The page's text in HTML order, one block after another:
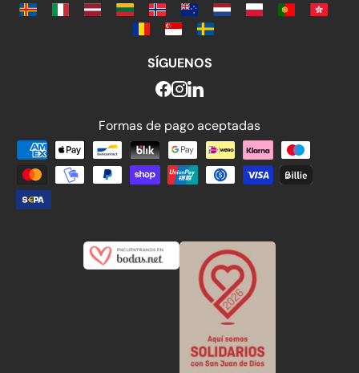
SÍGUENOS
Formas de pago aceptadas
Formas de pago aceptadas